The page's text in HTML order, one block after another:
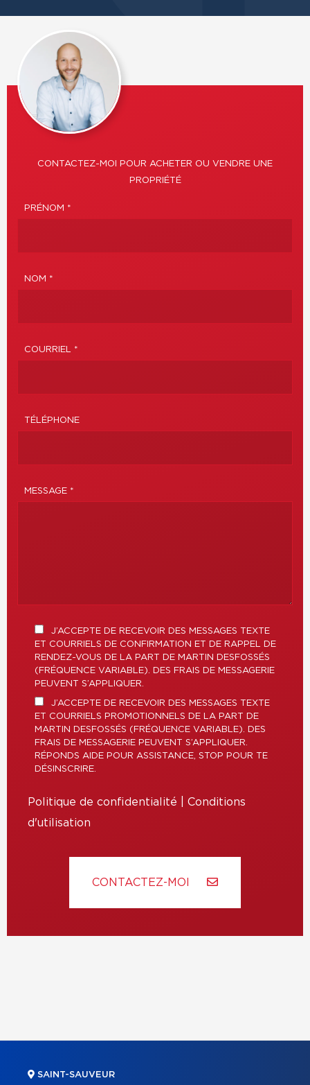
CONTACTEZ-MOI POUR ACHETER OU VENDRE UNE
PROPRIÉTÉ
PRÉNOM *
NOM *
COURRIEL *
TÉLÉPHONE
MESSAGE *
J’ACCEPTE DE RECEVOIR DES MESSAGES TEXTE
ET COURRIELS DE CONFIRMATION ET DE RAPPEL DE
RENDEZ-VOUS DE LA PART DE MARTIN DESFOSSÉS
(FRÉQUENCE VARIABLE). DES FRAIS DE MESSAGERIE
PEUVENT S’APPLIQUER.
J’ACCEPTE DE RECEVOIR DES MESSAGES TEXTE
ET COURRIELS PROMOTIONNELS DE LA PART DE
MARTIN DESFOSSÉS (FRÉQUENCE VARIABLE). DES
FRAIS DE MESSAGERIE PEUVENT S’APPLIQUER.
RÉPONDS AIDE POUR ASSISTANCE, STOP POUR TE
DÉSINSCRIRE.
Politique de confidentialité
Conditions
d'utilisation
CONTACTEZ-MOI
SAINT-SAUVEUR